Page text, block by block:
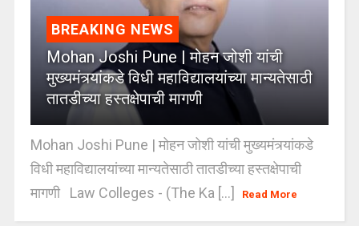
BREAKING NEWS
Mohan Joshi Pune | मोहन जोशी यांची
मुख्यमंत्र्यांकडे विधी महाविद्यालयांच्या मान्यतेसाठी
तातडीच्या हस्तक्षेपाची मागणी
Mohan Joshi Pune | मोहन जोशी यांची मुख्यमंत्र्यांकडे
विधी महाविद्यालयांच्या मान्यतेसाठी तातडीच्या हस्तक्षेपाची
मागणी Law Colleges - (The Ka [...]
Read More